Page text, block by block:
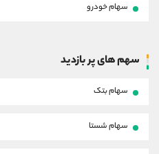
سهام خودرو
سهم های پر بازدید
سهام بتک
سهام شستا